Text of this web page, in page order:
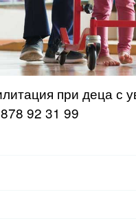
при деца с
92 31 99